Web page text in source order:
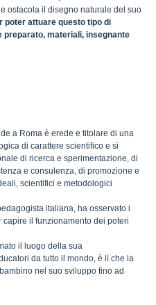
ostacola il disegno naturale del suo
poter attuare questo tipo di
preparato, materiali, insegnante
a Roma è erede e titolare di una
di carattere scientifico e si
di ricerca e sperimentazione, di
e consulenza, di promozione e
scientifici e metodologici
italiana, ha osservato i
il funzionamento dei poteri
il luogo della sua
da tutto il mondo, è lì che la
nel suo sviluppo fino ad